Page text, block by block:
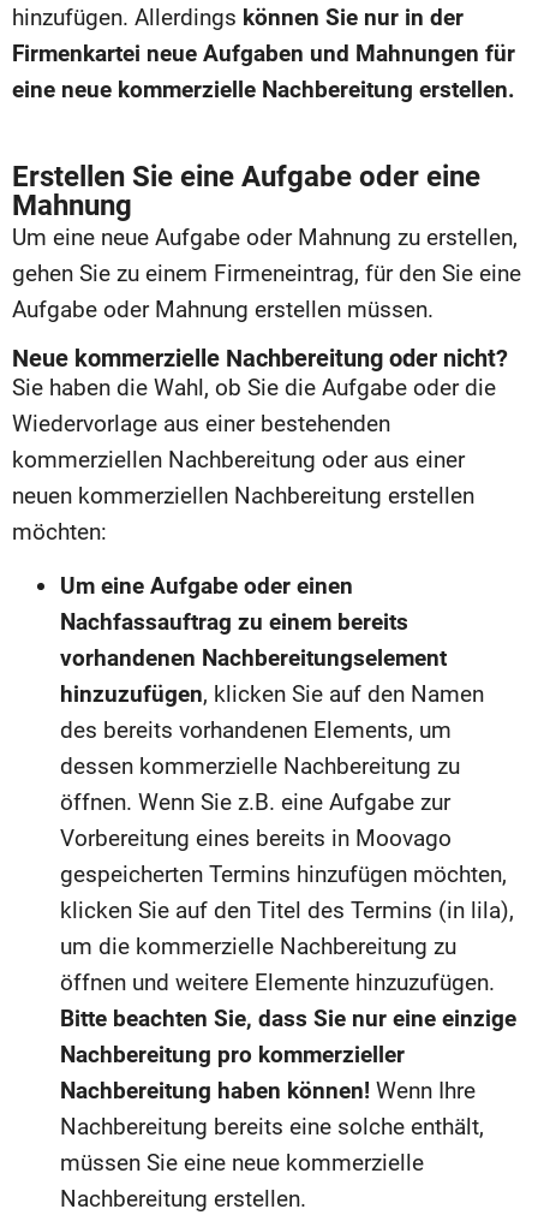
hinzufügen. Allerdings können Sie nur in der
Firmenkartei neue Aufgaben und Mahnungen für
eine neue kommerzielle Nachbereitung erstellen.
Erstellen Sie eine Aufgabe oder eine
Mahnung
Um eine neue Aufgabe oder Mahnung zu erstellen,
gehen Sie zu einem Firmeneintrag, für den Sie eine
Aufgabe oder Mahnung erstellen müssen.
Neue kommerzielle Nachbereitung oder nicht?
Sie haben die Wahl, ob Sie die Aufgabe oder die
Wiedervorlage aus einer bestehenden
kommerziellen Nachbereitung oder aus einer
neuen kommerziellen Nachbereitung erstellen
möchten:
Um eine Aufgabe oder einen
Nachfassauftrag zu einem bereits
vorhandenen Nachbereitungselement
hinzuzufügen, klicken Sie auf den Namen
des bereits vorhandenen Elements, um
dessen kommerzielle Nachbereitung zu
öffnen. Wenn Sie z.B. eine Aufgabe zur
Vorbereitung eines bereits in Moovago
gespeicherten Termins hinzufügen möchten,
klicken Sie auf den Titel des Termins (in lila),
um die kommerzielle Nachbereitung zu
öffnen und weitere Elemente hinzuzufügen.
Bitte beachten Sie, dass Sie nur eine einzige
Nachbereitung pro kommerzieller
Nachbereitung haben können! Wenn Ihre
Nachbereitung bereits eine solche enthält,
müssen Sie eine neue kommerzielle
Nachbereitung erstellen.